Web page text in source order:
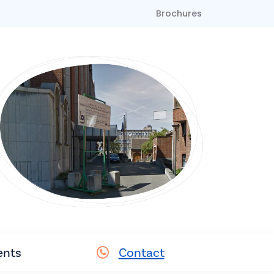
Brochures
Contact